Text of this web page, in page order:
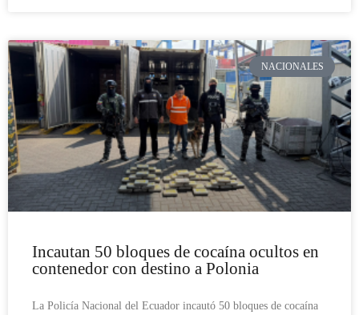
NACIONALES
Incautan 50 bloques de cocaína ocultos en
contenedor con destino a Polonia
La Policía Nacional del Ecuador incautó 50 bloques de cocaína